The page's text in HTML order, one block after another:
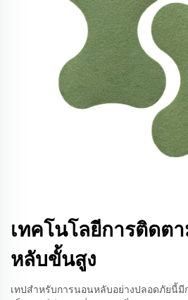
เทคโนโลยีการติดต
หลับขั้นสูง
เทปสำหรับการนอนหลับอย่างปลอดภัยนี้มี